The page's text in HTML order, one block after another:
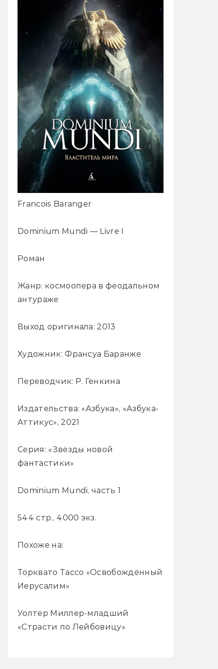
Francois Baranger
Dominium Mundi — Livre I
Роман
Жанр: космоопера в феодальном
антураже
Выход оригинала: 2013
Художник: Франсуа Баранже
Переводчик: Р. Генкина
Издательства: «Азбука», «Азбука-
Аттикус», 2021
Серия: «Звёзды новой
фантастики»
Dominium Mundi, часть 1
544 стр., 4000 экз.
Похоже на:
Торквато Тассо «Освобождённый
Иерусалим»
Уолтер Миллер-младший
«Страсти по Лейбовицу»